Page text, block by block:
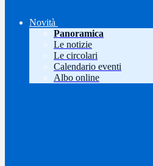
Novità
Panoramica
Le notizie
Le circolari
Calendario eventi
Albo online